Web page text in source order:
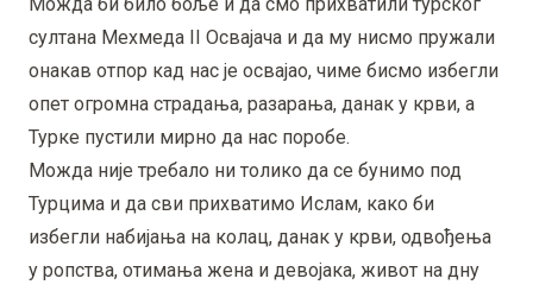
Можда би било боље и да смо прихватили турског
султана Мехмеда II Освајача и да му нисмо пружали
онакав отпор кад нас је освајао, чиме бисмо избегли
опет огромна страдања, разарања, данак у крви, а
Турке пустили мирно да нас поробе.
Можда није требало ни толико да се бунимо под
Турцима и да сви прихватимо Ислам, како би
избегли набијања на колац, данак у крви, одвођења
у ропства, отимања жена и девојака, живот на дну